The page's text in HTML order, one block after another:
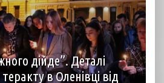
дійде”. Деталі
в Оленівці від